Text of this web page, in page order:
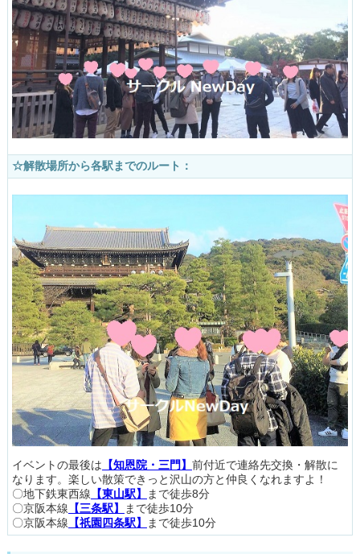
☆解散場所から各駅までのルート：
イベントの最後は 【知恩院・三門】 前付近で連絡先交換・解散に
なります。楽しい散策できっと沢山の方と仲良くなれますよ！
〇地下鉄東西線 【東山駅】
まで徒歩8分
〇京阪本線 【三条駅】
まで徒歩10分
〇京阪本線 【祇園四条駅】 まで徒歩10分